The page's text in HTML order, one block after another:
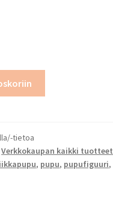
tietoa
Verkkokaupan kaikki tuotteet
, pupu, pupufiguuri,